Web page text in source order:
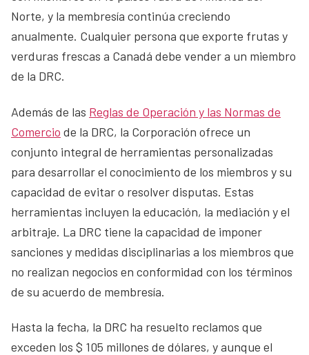
Norte, y la membresía continúa creciendo
anualmente. Cualquier persona que exporte frutas y
verduras frescas a Canadá debe vender a un miembro
de la DRC.
Además de las Reglas de Operación y las Normas de
Comercio de la DRC, la Corporación ofrece un
conjunto integral de herramientas personalizadas
para desarrollar el conocimiento de los miembros y su
capacidad de evitar o resolver disputas. Estas
herramientas incluyen la educación, la mediación y el
arbitraje. La DRC tiene la capacidad de imponer
sanciones y medidas disciplinarias a los miembros que
no realizan negocios en conformidad con los términos
de su acuerdo de membresía.
Hasta la fecha, la DRC ha resuelto reclamos que
exceden los $ 105 millones de dólares, y aunque el